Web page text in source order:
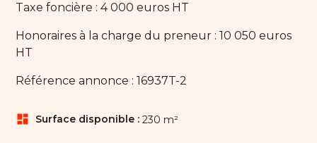
Taxe foncière : 4 000 euros HT
Honoraires à la charge du preneur : 10 050 euros
HT
Référence annonce : 16937T-2
dashboard Surface disponible : 230 m²